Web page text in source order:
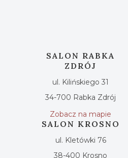
SALON RABKA
ZDRÓJ
ul. Kilińskiego 31
34-700 Rabka Zdrój
Zobacz na mapie
SALON KROSNO
ul. Kletówki 76
38-400 Krosno